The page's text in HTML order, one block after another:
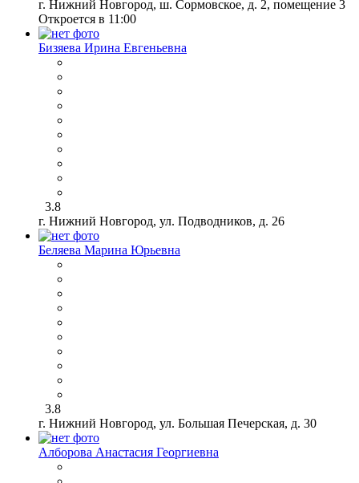
г. Нижний Новгород, ш. Сормовское, д. 2, помещение 3
Откроется в 11:00
Бизяева Ирина Евгеньевна
3.8
г. Нижний Новгород, ул. Подводников, д. 26
Беляева Марина Юрьевна
3.8
г. Нижний Новгород, ул. Большая Печерская, д. 30
Алборова Анастасия Георгиевна